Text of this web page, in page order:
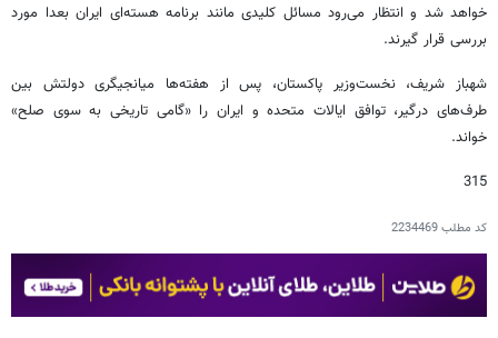
خواهد شد و انتظار می‌رود مسائل کلیدی مانند برنامه هسته‌ای ایران بعدا مورد
بررسی قرار گیرند.
شهباز شریف، نخست‌وزیر پاکستان، پس از هفته‌ها میانجیگری دولتش بین
طرف‌های درگیر، توافق ایالات متحده و ایران را «گامی تاریخی به سوی صلح»
خواند.
315
کد مطلب2234469